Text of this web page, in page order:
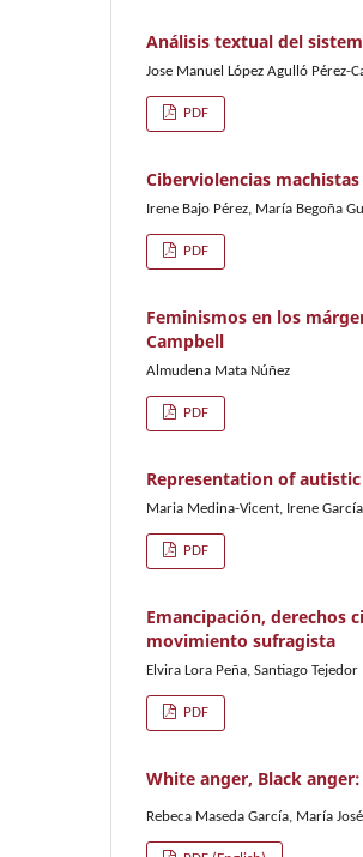
Análisis textual del
Jose Manuel López Agulló Pérez-
PDF
Ciberviolencias
Irene Bajo Pérez, María Begoña
PDF
Feminismos en los
Campbell
Almudena Mata Núñez
PDF
Representation of
Maria Medina-Vicent, Irene
PDF
Emancipación, derechos
movimiento sufragista
Elvira Lora Peña, Santiago Tejedor
PDF
White anger, Black
Rebeca Maseda García, María